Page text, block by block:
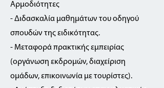
Αρμοδιότητες
- Διδασκαλία μαθημάτων του οδηγού
σπουδών της ειδικότητας.
- Μεταφορά πρακτικής εμπειρίας
(οργάνωση εκδρομών, διαχείριση
ομάδων, επικοινωνία με τουρίστες).